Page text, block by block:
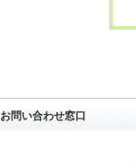
お問い合わせ窓口